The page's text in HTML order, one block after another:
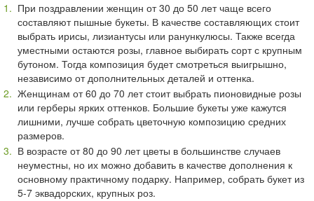
При поздравлении женщин от 30 до 50 лет чаще всего
составляют пышные букеты. В качестве составляющих стоит
выбрать ирисы, лизиантусы или ранункулюсы. Также всегда
уместными остаются розы, главное выбирать сорт с крупным
бутоном. Тогда композиция будет смотреться выигрышно,
независимо от дополнительных деталей и оттенка.
Женщинам от 60 до 70 лет стоит выбрать пионовидные розы
или герберы ярких оттенков. Большие букеты уже кажутся
лишними, лучше собрать цветочную композицию средних
размеров.
В возрасте от 80 до 90 лет цветы в большинстве случаев
неуместны, но их можно добавить в качестве дополнения к
основному практичному подарку. Например, собрать букет из
5-7 эквадорских, крупных роз.